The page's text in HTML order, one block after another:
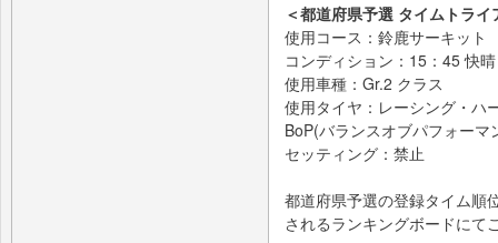
＜都道府県予選 タイムトラ
使用コース：鈴鹿サーキット
コンディション：15：45 快晴
使用車種：Gr.2 クラス
使用タイヤ：レーシング・ハ
BoP(バランスオブパフォーマ
セッティング：禁止
都道府県予選の登録タイム順
されるランキングボードにて